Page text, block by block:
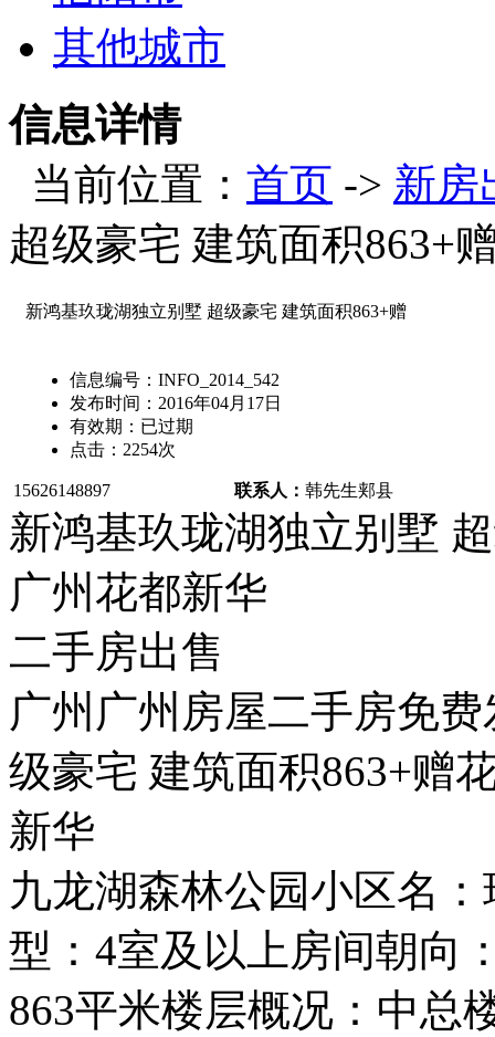
其他城市
信息详情
当前位置： 首页 -> 新房
超级豪宅 建筑面积863+
新鸿基玖珑湖独立别墅 超级豪宅 建筑面积863+赠
信息编号： INFO_2014_542
发布时间： 2016年04月17日
有效期： 已过期
点击： 2254次
15626148897 联系人： 韩先生郏县
新鸿基玖珑湖独立别墅
广州花都新华
二手房出售
广州广州房屋二手房免
级豪宅 建筑面积863+赠
新华
九龙湖森林公园小区名
型：4室及以上房间朝向
863平米楼层概况：中总